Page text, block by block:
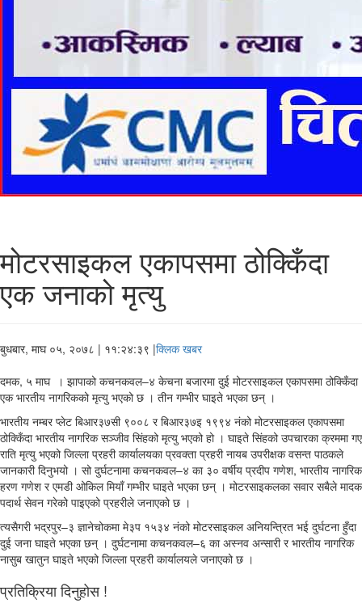
मोटरसाइकल एकापसमा ठोक्किँदा
एक जनाको मृत्यु
बुधबार, माघ ०५, २०७८ | ११:२४:३९ |क्लिक खबर
दमक, ५ माघ । झापाको कचनकवल–४ केचना बजारमा दुई मोटरसाइकल एकापसमा ठोक्किँदा
एक भारतीय नागरिकको मृत्यु भएको छ । तीन गम्भीर घाइते भएका छन् ।
भारतीय नम्बर प्लेट बिआर३७सी ९००८ र बिआर३७इ १९९४ नंको मोटरसाइकल एकापसमा
ठोक्किँदा भारतीय नागरिक सञ्जीव सिंहको मृत्यु भएको हो । घाइते सिंहको उपचारका क्रममा गए
राति मृत्यु भएको जिल्ला प्रहरी कार्यालयका प्रवक्ता प्रहरी नायब उपरीक्षक वसन्त पाठकले
जानकारी दिनुभयो । सो दुर्घटनामा कचनकवल–४ का ३० वर्षीय प्रदीप गणेश, भारतीय नागरिक
हरण गणेश र एमडी ओकिल मियाँ गम्भीर घाइते भएका छन् । मोटरसाइकलका सवार सबैले मादक
पदार्थ सेवन गरेको पाइएको प्रहरीले जनाएको छ ।
त्यसैगरी भद्रपुर–३ ज्ञानेचोकमा मे३प १५३४ नंको मोटरसाइकल अनियन्त्रित भई दुर्घटना हुँदा
दुई जना घाइते भएका छन् । दुर्घटनामा कचनकवल–६ का अस्नव अन्सारी र भारतीय नागरिक
नासुब खातुन घाइते भएको जिल्ला प्रहरी कार्यालयले जनाएको छ ।
प्रतिक्रिया दिनुहोस !